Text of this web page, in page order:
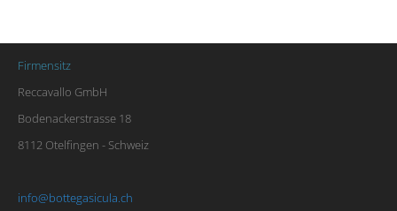
Firmensitz
Reccavallo GmbH
Bodenackerstrasse 18
8112 Otelfingen - Schweiz
info@bottegasicula.ch